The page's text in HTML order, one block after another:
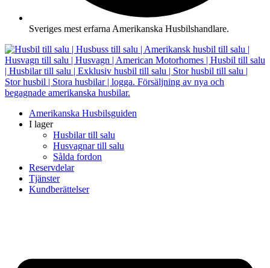
Sveriges mest erfarna Amerikanska Husbilshandlare.
Amerikanska Husbilsguiden
I lager
Husbilar till salu
Husvagnar till salu
Sålda fordon
Reservdelar
Tjänster
Kundberättelser